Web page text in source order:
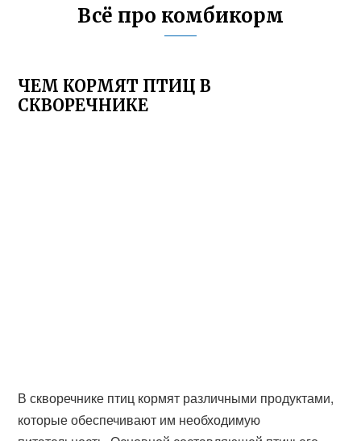
Всё про комбикорм
ЧЕМ КОРМЯТ ПТИЦ В
СКВОРЕЧНИКЕ
В скворечнике птиц кормят различными продуктами,
которые обеспечивают им необходимую